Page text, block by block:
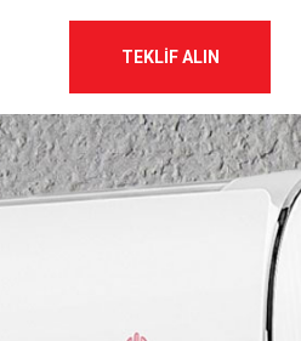
TEKLIF ALIN